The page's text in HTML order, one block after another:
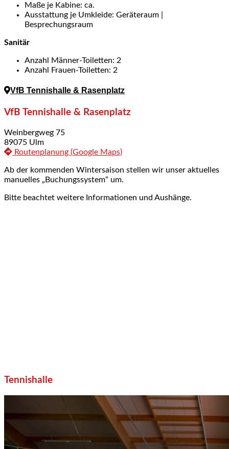
Maße je Kabine: ca.
Ausstattung je Umkleide: Geräteraum |
Besprechungsraum
Sanitär
Anzahl Männer-Toiletten: 2
Anzahl Frauen-Toiletten: 2
VfB Tennishalle & Rasenplatz
VfB Tennishalle & Rasenplatz
Weinbergweg 75
89075 Ulm
Routenplanung (Google Maps)
Ab der kommenden Wintersaison stellen wir unser aktuelles
manuelles „Buchungssystem“ um.
Bitte beachtet weitere Informationen und Aushänge.
Tennishalle